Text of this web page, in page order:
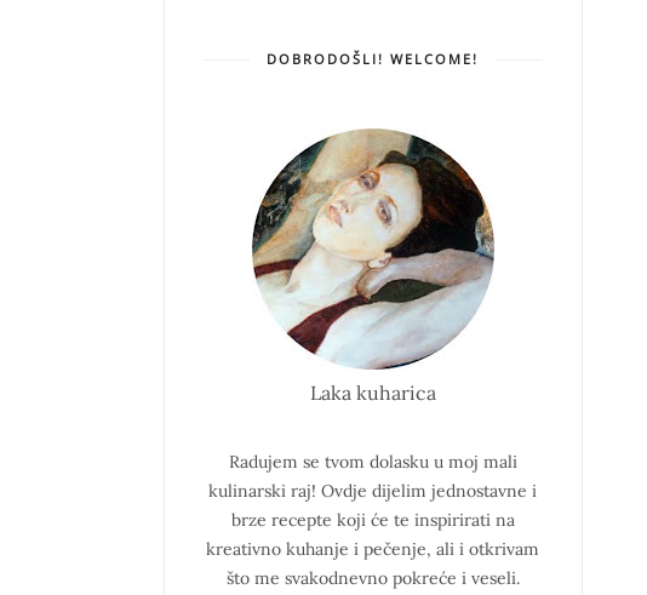
DOBRODOŠLI! WELCOME!
Laka kuharica
Radujem se tvom dolasku u moj mali
kulinarski raj! Ovdje dijelim jednostavne i
brze recepte koji će te inspirirati na
kreativno kuhanje i pečenje, ali i otkrivam
što me svakodnevno pokreće i veseli.